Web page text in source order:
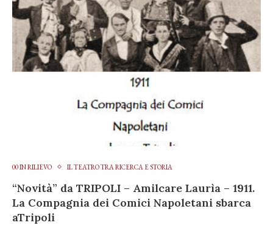
00 IN RILIEVO IL TEATRO TRA RICERCA E STORIA
“Novità” da TRIPOLI – Amilcare Laurìa – 1911.
La Compagnia dei Comici Napoletani sbarca
aTripoli